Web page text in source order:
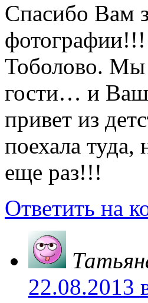
Спасибо Вам
Тоболово. Мы
гости… и
привет из
поехала
еще раз!!!
Ответить на
22.08.2013